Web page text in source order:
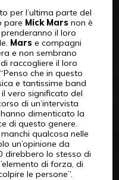
per l’ultima parte del
pare Mick Marsnon è
il loro
Marse compagni
e non sembrano
raccogliere il loro
che in questo
e tantissime band
vero significato del
di un’intervista
dimenticato la
di questo genere.
qualcosa nelle
un’opinione da
direbbero lo stesso di
di forza, di
le persone”.